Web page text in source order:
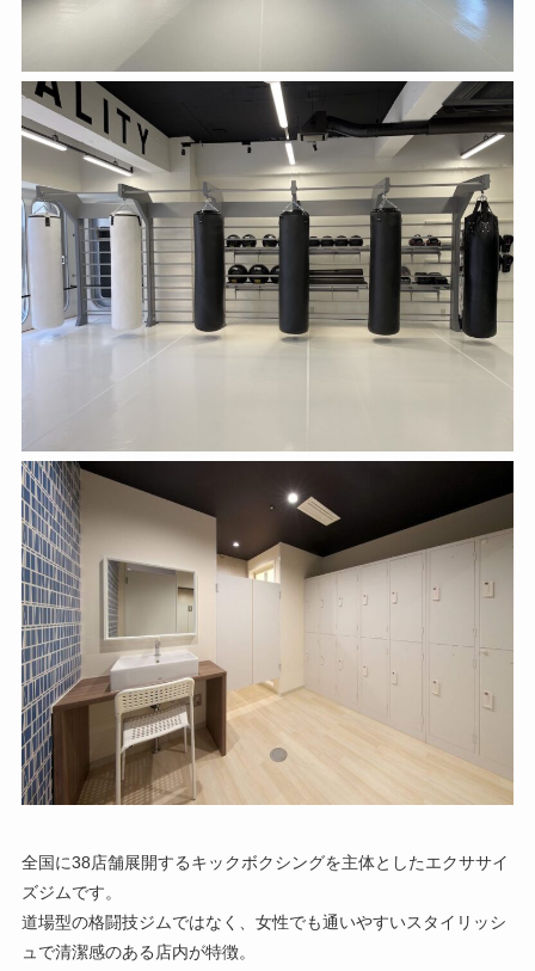
全国に38店舗展開するキックボクシングを主体としたエクササイ
ズジムです。
道場型の格闘技ジムではなく、女性でも通いやすいスタイリッシ
ュで清潔感のある店内が特徴。